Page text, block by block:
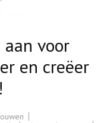
voor
en creëer